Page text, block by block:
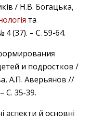
/ Н.В. Богацька,
та
4 (37). – С. 59-64.
и подростков /
А.П. Аверьянов //
С. 35-39.
аспекти й основні